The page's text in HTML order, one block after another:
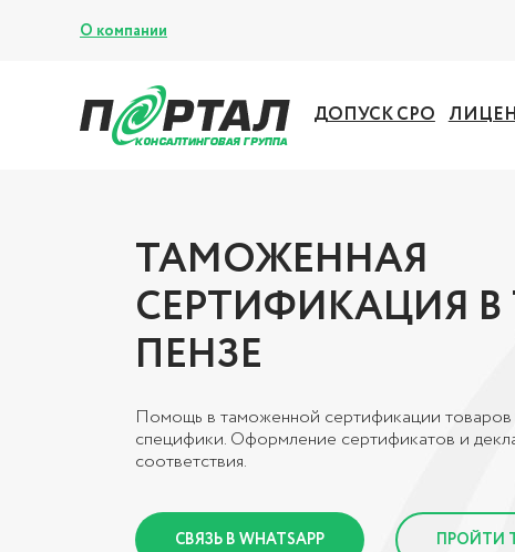
О компании
ДОПУСК СРО
ТАМОЖЕННАЯ
СЕРТИФИКАЦИЯ В
ПЕНЗЕ
Помощь в таможенной сертификации
специфики. Оформление сертификатов и
соответствия.
СВЯЗЬ В WHATSAPP ПРОЙТИ